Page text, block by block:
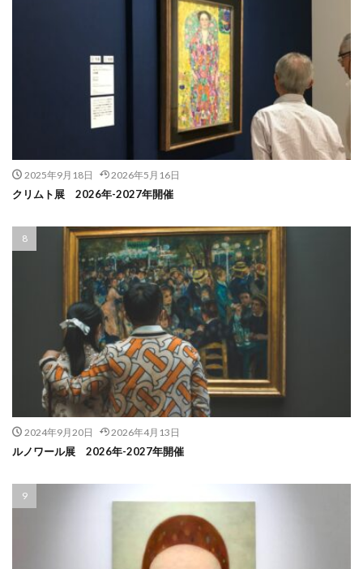
2025年9月18日 2026年5月16日
クリムト展 2026年-2027年開催
2024年9月20日 2026年4月13日
ルノワール展 2026年-2027年開催